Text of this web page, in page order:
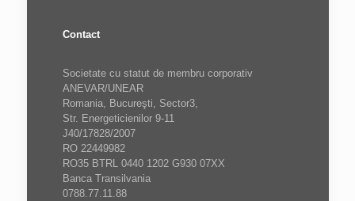
Contact
Societate cu statut de membru corporativ
ANEVAR/UNEAR
Romania, Bucureşti, Sector3,
Str. Energeticienilor 9-11
J40/17828/2007
RO 22449982
RO35 BTRL 0440 1202 G930 07XX
Banca Transilvania
0788.77.11.88